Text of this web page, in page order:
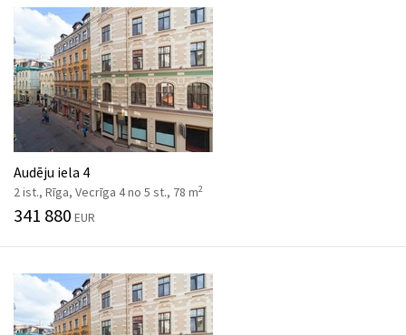
Audēju iela 4
2 ist., Rīga, Vecrīga 4 no 5 st., 78 m2
341 880 EUR